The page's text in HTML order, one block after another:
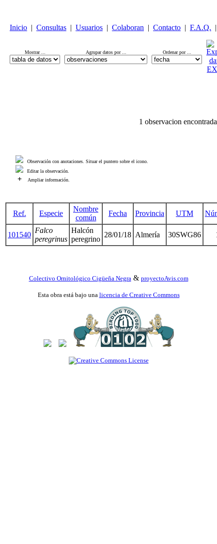
Inicio | Consultas | Usuarios | Colaboran | Contacto | F.A.Q. |
Mostrar ... Agrupar datos por ... Ordenar por ...
1 observacion
Observación con anotaciones. Situar el puntero sobre el icono.
Editar la observación.
+ Ampliar información.
Ref. Especie
Nombre
común
Fecha Provincia UTM
101540
Falco
peregrinus
Halcón
peregrino
28/01/18 Almería 30SWG86
Colectivo Ornitológico Cigüeña Negra & proyectoAvis.com
Esta obra está bajo una licencia de Creative Commons